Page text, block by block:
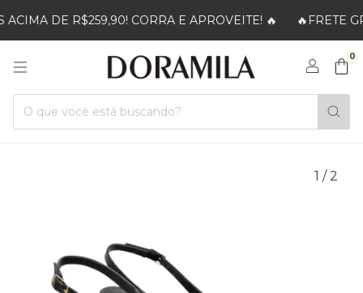
DE R$259,90! CORRA E APROVEITE! 🔥 🔥FRETE
0
1 / 2